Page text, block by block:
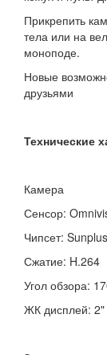
Прикрепить
тела или на
моноподе.
Новые
друзьями
Технические
Камера
Сенсор:
Чипсет:
Сжатие: H.264
Угол обзора:
ЖК дисплей: 2"